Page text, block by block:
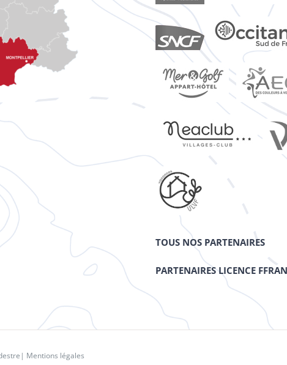
TOUS NOS PARTENAIRES
PARTENAIRES LICENCE
| Mentions légales